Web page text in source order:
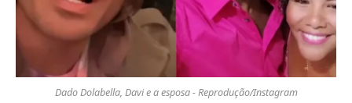
Dado Dolabella, Davi e a esposa - Reprodução/Instagram